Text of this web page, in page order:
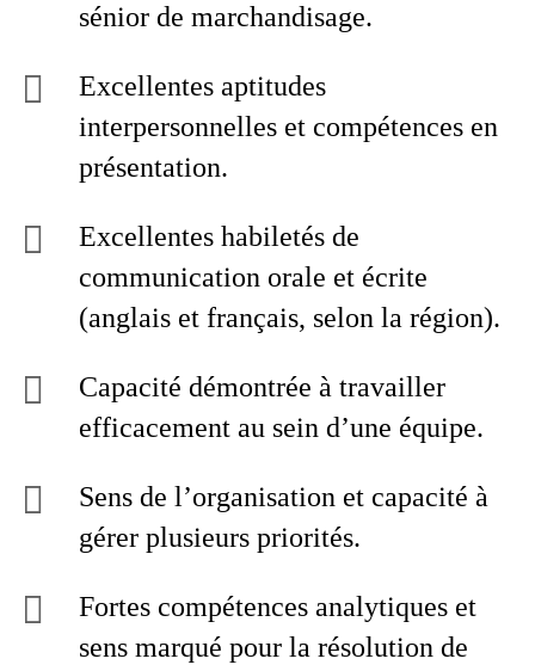
sénior de marchandisage.
Excellentes aptitudes
interpersonnelles et compétences en
présentation.
Excellentes habiletés de
communication orale et écrite
(anglais et français, selon la région).
Capacité démontrée à travailler
efficacement au sein d’une équipe.
Sens de l’organisation et capacité à
gérer plusieurs priorités.
Fortes compétences analytiques et
sens marqué pour la résolution de